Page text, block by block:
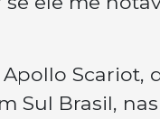
Scariot,
Sul Brasil,